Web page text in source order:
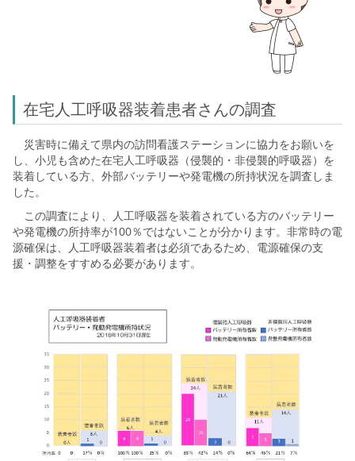
在宅人工呼吸器装着患者さんの調査
災害時に備えて県内の訪問看護ステーションに協力をお願いを
し、小児も含めた在宅人工呼吸器（侵襲的・非侵襲的呼吸器）を
装着している方、外部バッテリーや発電機の所持状況を調査しま
した。
この調査により、人工呼吸器を装着されている方のバッテリー
や発電機の所持率が100％ではないことが分かります。非常時の電
源確保は、人工呼吸器装着者は必須であるため、電源確保の支
援・調整をすすめる必要があります。